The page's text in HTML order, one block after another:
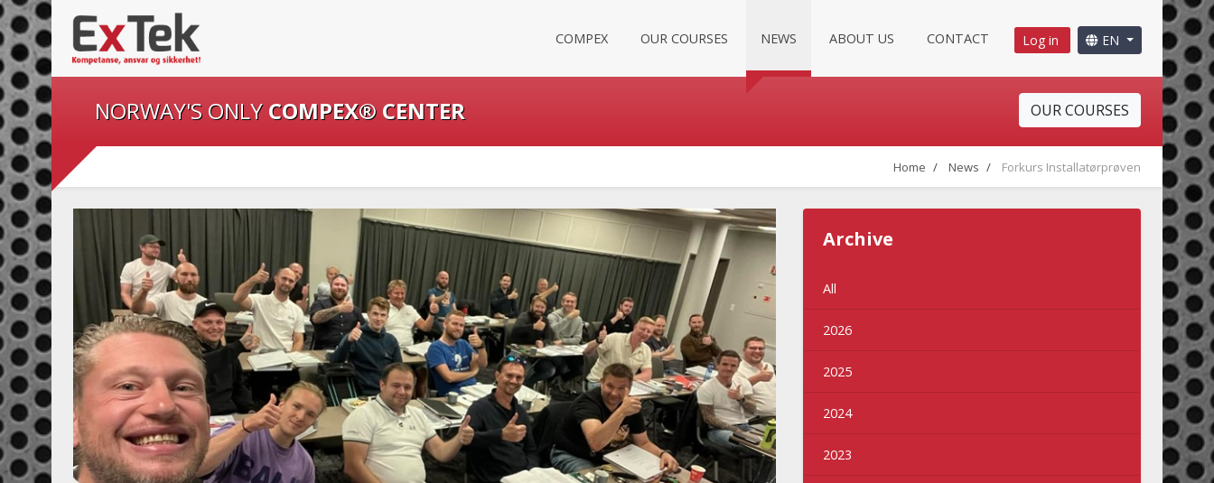
COMPEX OUR COURSES NEWS ABOUT US CONTACT Log in EN
NORWAY'S ONLYCOMPEX® CENTER OUR COURSES
Home News Forkurs Installatørprøven
Archive
All
2026
2025
2024
2023